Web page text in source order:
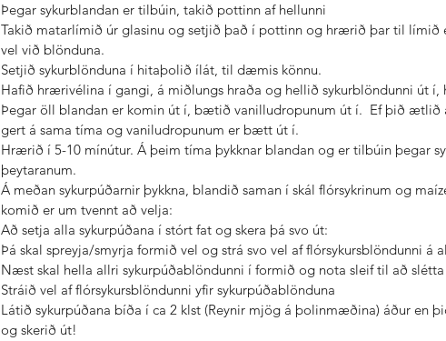
Þegar sykurblandan er tilbúin, takið pottinn af hellunni
Takið matarlímið úr glasinu og setjið það í pottinn og hrærið þar til límið
vel við blönduna.
Setjið sykurblönduna í hitaþolið ílát, til dæmis könnu.
Hafið hrærivélina í gangi, á miðlungs hraða og hellið sykurblöndunni út
Þegar öll blandan er komin út í, bætið vanilludropunum út í.  Ef þið ætlið
gert á sama tíma og vaniludropunum er bætt út í.
Hrærið í 5-10 mínútur. Á þeim tíma þykknar blandan og er tilbúin þegar
þeytaranum.
Á meðan sykurpúðarnir þykkna, blandið saman í skál flórsykrinum og
komið er um tvennt að velja:
Að setja alla sykurpúðana í stórt fat og skera þá svo út:
Þá skal spreyja/smyrja formið vel og strá svo vel af flórsykursblöndunni á
Næst skal hella allri sykurpúðablöndunni í formið og nota sleif til að slétta
Stráið vel af flórsykursblöndunni yfir sykurpúðablönduna
Látið sykurpúðana bíða í ca 2 klst (Reynir mjög á þolinmæðina) áður en
og skerið út!